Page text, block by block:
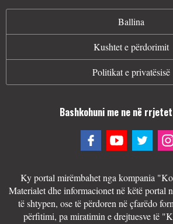
Ballina
Kushtet e përdorimit
Politikat e privatësisë
Bashkohuni me ne në
Ky portal mirëmbahet nga kompania
Materialet dhe informacionet në këtë portal
të shtypen, ose të përdoren në çfarëdo
përfitimi, pa miratimin e drejtuesve të